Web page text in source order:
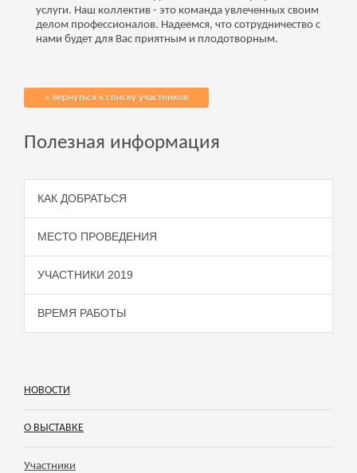
услуги. Наш коллектив - это команда увлеченных своим
делом профессионалов. Надеемся, что сотрудничество с
нами будет для Вас приятным и плодотворным.
« вернуться к списку участников
Полезная информация
КАК ДОБРАТЬСЯ
МЕСТО ПРОВЕДЕНИЯ
УЧАСТНИКИ 2019
ВРЕМЯ РАБОТЫ
НОВОСТИ
О ВЫСТАВКЕ
Участники